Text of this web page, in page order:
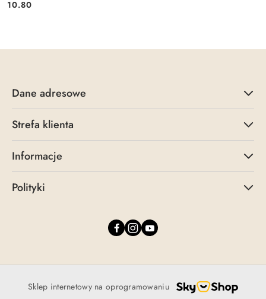
Cena:
Cena:
10.80
Dane adresowe
Strefa klienta
Informacje
Polityki
Sklep internetowy na oprogramowaniu